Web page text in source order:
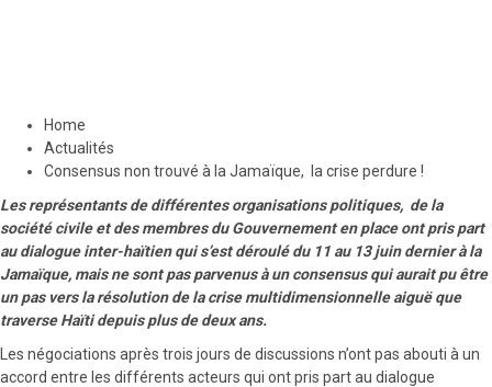
Home
Actualités
Consensus non trouvé à la Jamaïque, la crise perdure !
Les représentants de différentes organisations politiques, de la
société civile et des membres du Gouvernement en place ont pris part
au dialogue inter-haïtien qui s’est déroulé du 11 au 13 juin dernier à la
Jamaïque, mais ne sont pas parvenus à un consensus qui aurait pu être
un pas vers la résolution de la crise multidimensionnelle aiguë que
traverse Haïti depuis plus de deux ans.
Les négociations après trois jours de discussions n’ont pas abouti à un
accord entre les différents acteurs qui ont pris part au dialogue